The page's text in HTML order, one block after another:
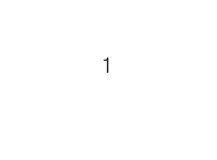
Pagination
1